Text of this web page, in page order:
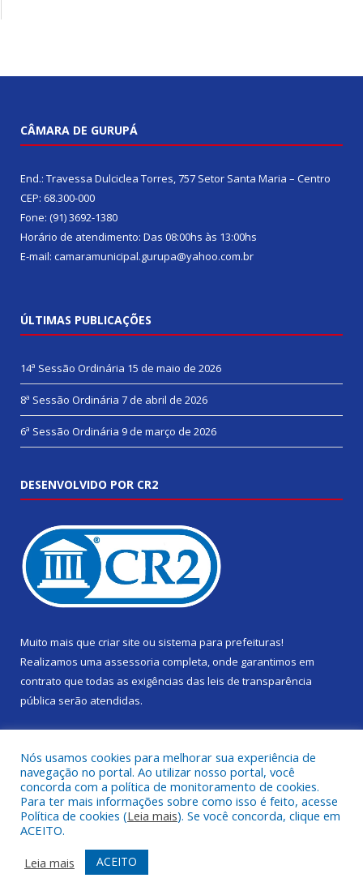
CÂMARA DE GURUPÁ
End.: Travessa Dulciclea Torres, 757 Setor Santa Maria – Centro
CEP: 68.300-000
Fone: (91) 3692-1380
Horário de atendimento: Das 08:00hs às 13:00hs
E-mail: camaramunicipal.gurupa@yahoo.com.br
ÚLTIMAS PUBLICAÇÕES
14ª Sessão Ordinária 15 de maio de 2026
8ª Sessão Ordinária 7 de abril de 2026
6ª Sessão Ordinária 9 de março de 2026
DESENVOLVIDO POR CR2
Muito mais que criar site ou sistema para prefeituras!
Realizamos uma assessoria completa, onde garantimos em
contrato que todas as exigências das leis de transparência
pública serão atendidas.
Todos os direitos reservados a Câmara Municipal de Gurupá.
Mapa do Site
Acessar Área Administrativa
Nós usamos cookies para melhorar sua experiência de
navegação no portal. Ao utilizar nosso portal, você
concorda com a política de monitoramento de cookies.
Para ter mais informações sobre como isso é feito, acesse
Política de cookies (Leia mais). Se você concorda, clique em
ACEITO.
Leia mais
ACEITO